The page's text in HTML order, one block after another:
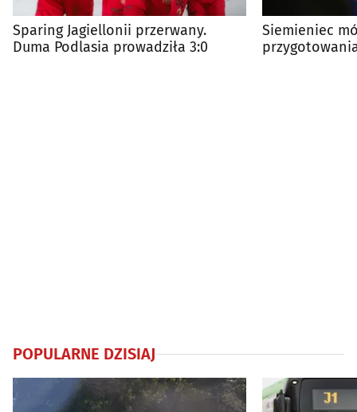
Sparing Jagiellonii przerwany.
Duma Podlasia prowadziła 3:0
Siemieniec
POPULARNE DZISIAJ